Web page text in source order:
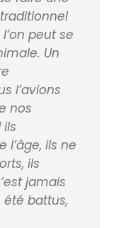
peut se
Un
l’avions
nos
ils ne
ils
jamais
été battus,